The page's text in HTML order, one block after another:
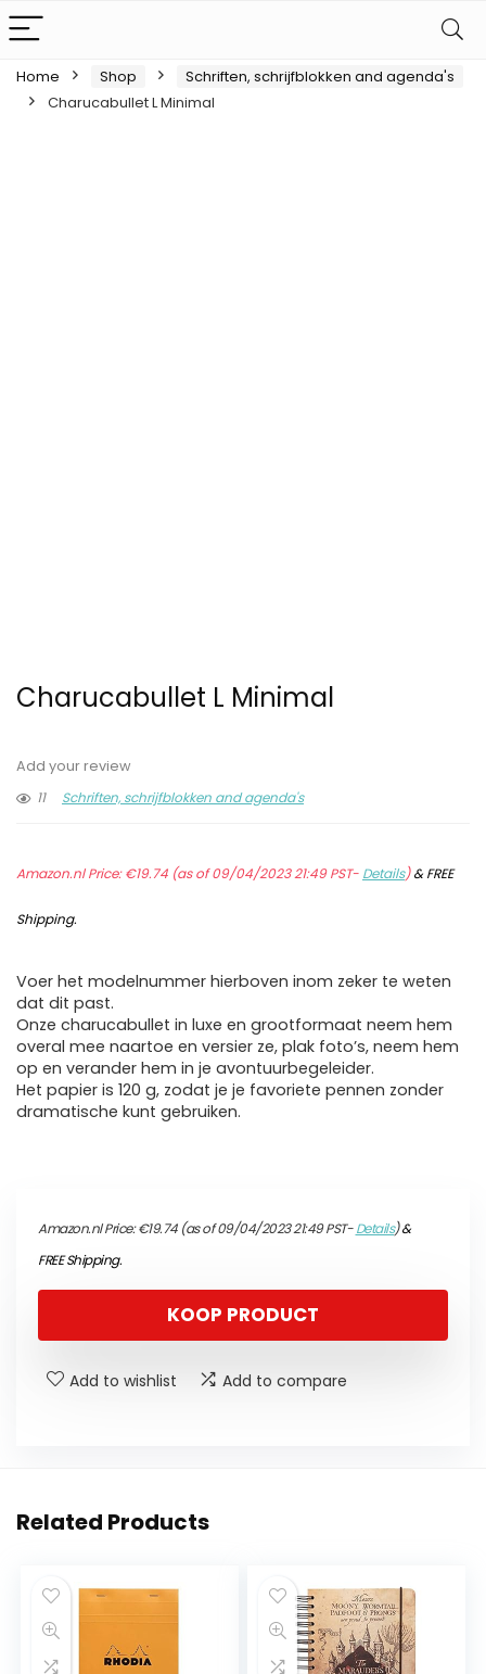
Home Shop
Schriften, schrijfblokken and agenda's
Charucabullet L Minimal
Charucabullet L Minimal
Add your review
11
Schriften, schrijfblokken and agenda's
Amazon.nl Price:€19.74 (as of 09/04/2023 21:49 PST- Details)&FREE
Shipping.
Voer het modelnummer hierboven inom zeker te weten
dat dit past.
Onze charucabullet in luxe en grootformaat neem hem
overal mee naartoe en versier ze, plak foto’s, neem hem
op en verander hem in je avontuurbegeleider.
Het papier is 120 g, zodat je je favoriete pennen zonder
dramatische kunt gebruiken.
Amazon.nl Price:€19.74(as of 09/04/2023 21:49 PST-Details)&
FREE Shipping.
KOOP PRODUCT
Add to wishlist Add to compare
Related Products